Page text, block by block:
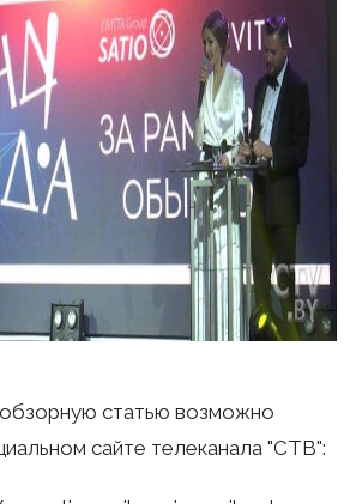
статью возможно
сайте телеканала "СТВ":